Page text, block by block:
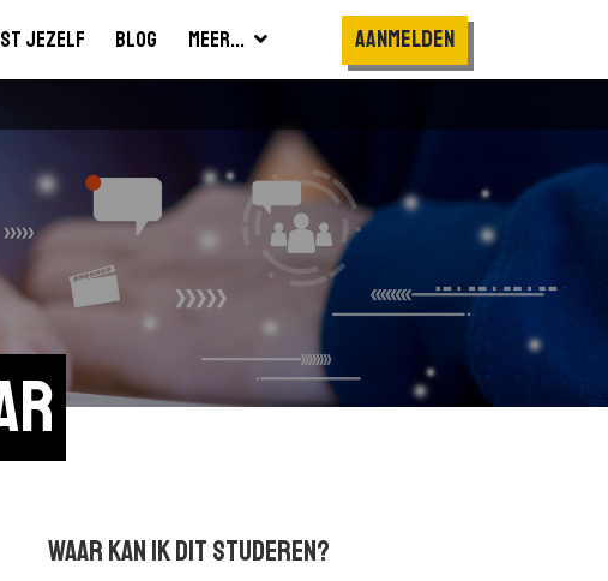
jezelf Blog Meer... Aanmelden
Waar kan ik dit studeren?